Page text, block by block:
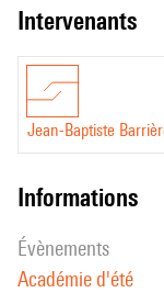
intervenants
Jean-Baptiste
informations
évènements
Académie d'été